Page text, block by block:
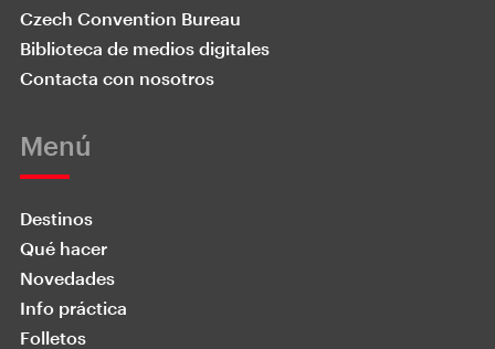
Czech Convention Bureau
Biblioteca de medios digitales
Contacta con nosotros
Menú
Destinos
Qué hacer
Novedades
Info práctica
Folletos